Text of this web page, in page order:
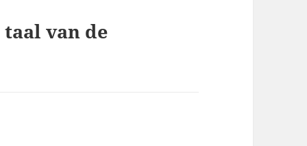
taal van de